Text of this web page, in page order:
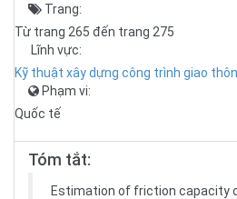
Trang:
Từ trang 265 đến trang 275
Lĩnh vực:
Kỹ thuật xây dựng công trình giao
Phạm vi:
Quốc tế
Tóm tắt:
Estimation of friction capacity